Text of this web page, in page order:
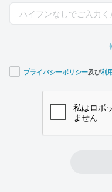
プライバシーポリシー及び利